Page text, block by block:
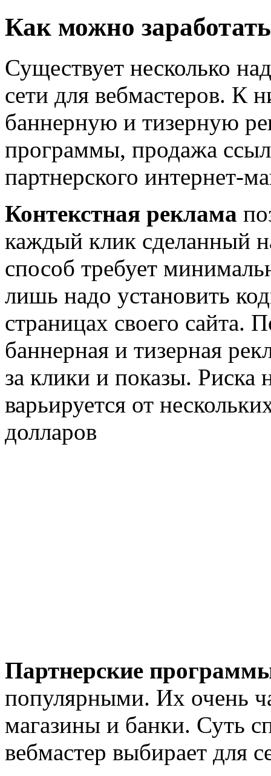
Как можно
Существует несколько
сети для вебмастеров. К
баннерную и тизерную
программы, продажа
партнерского интернет-
Контекстная реклама
каждый клик сделанный
способ требует
лишь надо установить
страницах своего сайта.
баннерная и тизерная
за клики и показы. Риска
варьируется от
долларов
Партнерские
популярными. Их очень
магазины и банки. Суть
вебмастер выбирает для